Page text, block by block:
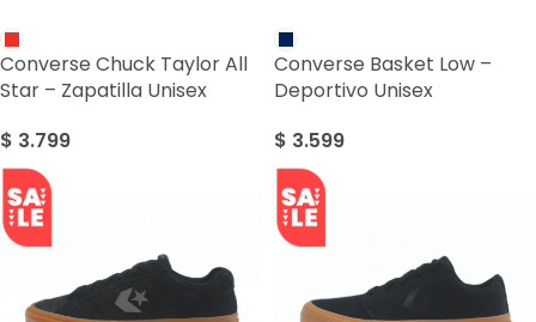
Converse Chuck Taylor All
Star – Zapatilla Unisex
$ 3.799
Converse Basket Low –
Deportivo Unisex
$ 3.599